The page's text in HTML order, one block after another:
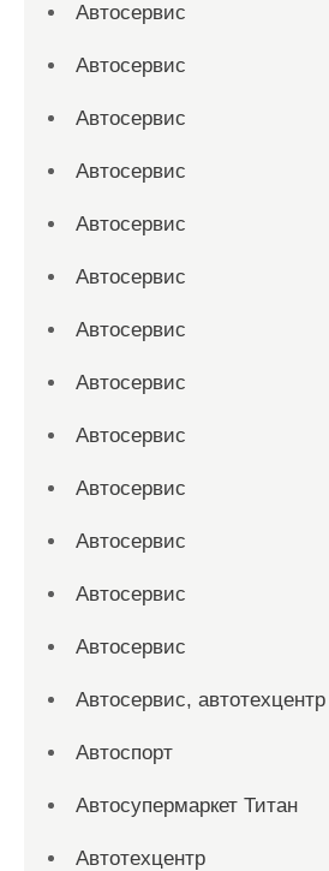
Автосервис
Автосервис
Автосервис
Автосервис
Автосервис
Автосервис
Автосервис
Автосервис
Автосервис
Автосервис
Автосервис
Автосервис
Автосервис
Автосервис, автотехцентр
Автоспорт
Автосупермаркет Титан
Автотехцентр